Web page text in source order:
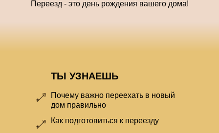
Переезд - это день рождения вашего дома!
ТЫ УЗНАЕШЬ
Почему важно переехать в новый
дом правильно
Как подготовиться к переезду